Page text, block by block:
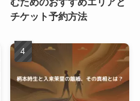
チケット予約方法